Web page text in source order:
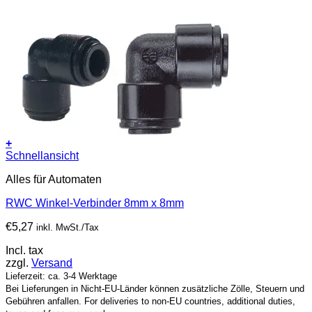
+
Schnellansicht
Alles für Automaten
RWC Winkel-Verbinder 8mm x 8mm
€5,27 inkl. MwSt./Tax
Incl. tax
zzgl. Versand
Lieferzeit: ca. 3-4 Werktage
Bei Lieferungen in Nicht-EU-Länder können zusätzliche Zölle, Steuern und
Gebühren anfallen. For deliveries to non-EU countries, additional duties,